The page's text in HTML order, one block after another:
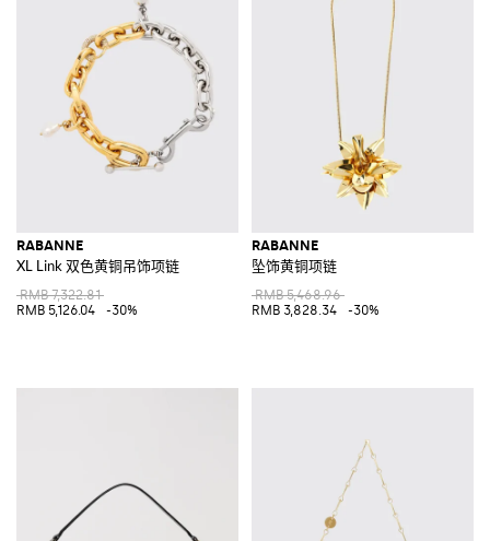
RABANNE
XL Link 双色黄铜吊饰项链
RMB 7,322.81
RMB 5,126.04
-30%
RABANNE
坠饰黄铜项链
RMB 5,468.96
RMB 3,828.34
-30%